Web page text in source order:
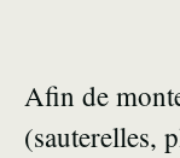
Afin de
(sauterelles,